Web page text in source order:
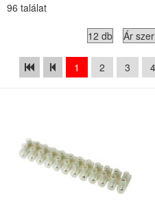
96 találat
1 2 3 4